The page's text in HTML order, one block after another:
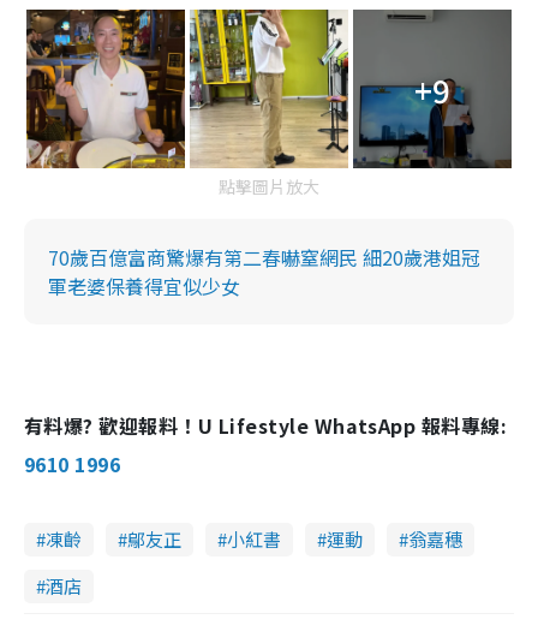
+9
點擊圖片放大
70歲百億富商驚爆有第二春嚇窒網民 細20歲港姐冠
軍老婆保養得宜似少女
有料爆? 歡迎報料！U Lifestyle WhatsApp 報料專線:
9610 1996
凍齡 鄔友正 小紅書 運動
翁嘉穗
酒店